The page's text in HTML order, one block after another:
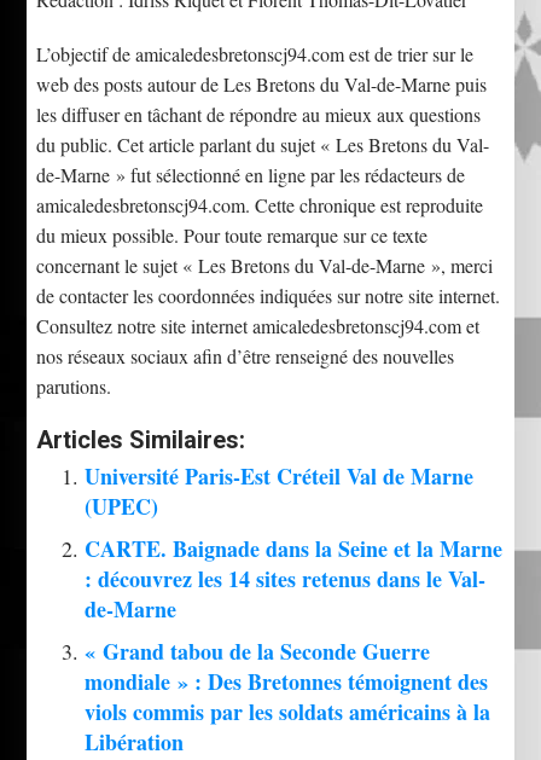
L’objectif de amicaledesbretonscj94.com est de trier sur le
web des posts autour de Les Bretons du Val-de-Marne puis
les diffuser en tâchant de répondre au mieux aux questions
du public. Cet article parlant du sujet « Les Bretons du Val-
de-Marne » fut sélectionné en ligne par les rédacteurs de
amicaledesbretonscj94.com. Cette chronique est reproduite
du mieux possible. Pour toute remarque sur ce texte
concernant le sujet « Les Bretons du Val-de-Marne », merci
de contacter les coordonnées indiquées sur notre site internet.
Consultez notre site internet amicaledesbretonscj94.com et
nos réseaux sociaux afin d’être renseigné des nouvelles
parutions.
Articles Similaires:
Université Paris-Est Créteil Val de Marne
(UPEC)
CARTE. Baignade dans la Seine et la Marne
: découvrez les 14 sites retenus dans le Val-
de-Marne
« Grand tabou de la Seconde Guerre
mondiale » : Des Bretonnes témoignent des
viols commis par les soldats américains à la
Libération